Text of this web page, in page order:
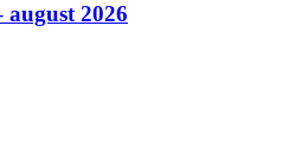
august 2026